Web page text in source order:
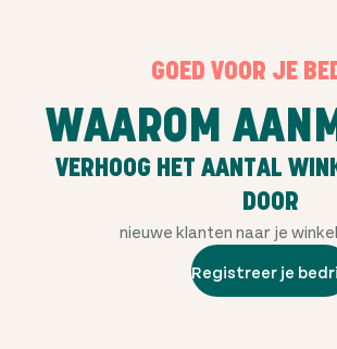
GOED VOOR JE
WAAROM
VERHOOG HET AANTAL
DOOR
nieuwe klanten naar je
Registreer je